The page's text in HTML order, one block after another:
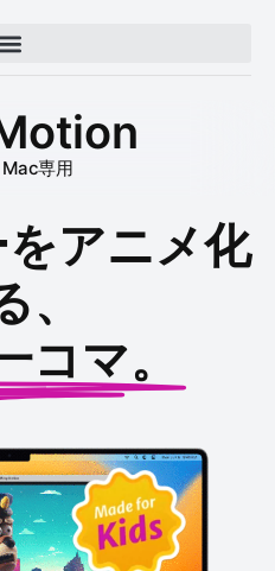
専用
アニメ化
、
コマ。